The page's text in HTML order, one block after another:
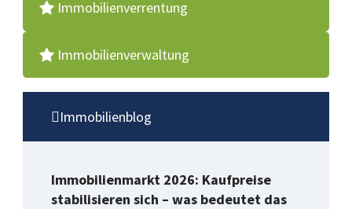
Immobilienverrentung
Immobilienverwaltung
Immobilienblog
Immobilienmarkt 2026: Kaufpreise
stabilisieren sich – was bedeutet das